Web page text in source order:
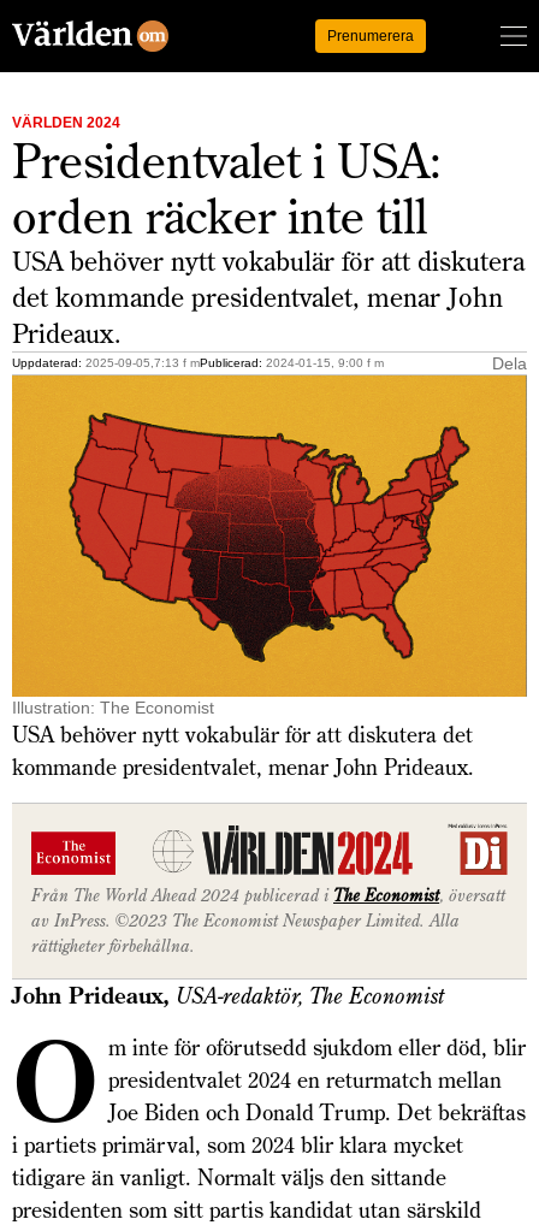
Prenumerera
VÄRLDEN 2024
Presidentvalet i USA:
orden räcker inte till
USA behöver nytt vokabulär för att diskutera
det kommande presidentvalet, menar John
Prideaux.
Uppdaterad: 2025-09-05,7:13 f mPublicerad: 2024-01-15, 9:00 f m Dela
Illustration: The Economist
USA behöver nytt vokabulär för att diskutera det
kommande presidentvalet, menar John Prideaux.
Från The World Ahead 2024 publicerad i The Economist, översatt
av InPress. ©2023 The Economist Newspaper Limited. Alla
rättigheter förbehållna.
John Prideaux, USA-redaktör, The Economist
O m inte för oförutsedd sjukdom eller död, blir
presidentvalet 2024 en returmatch mellan
Joe Biden och Donald Trump. Det bekräftas
i partiets primärval, som 2024 blir klara mycket
tidigare än vanligt. Normalt väljs den sittande
presidenten som sitt partis kandidat utan särskild